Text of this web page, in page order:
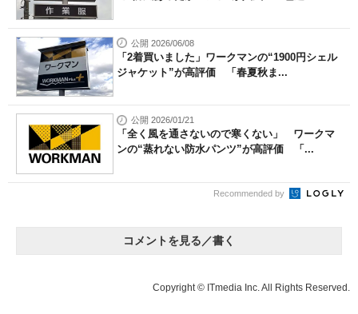
公開 2026/06/08
「2着買いました」ワークマンの“1900円シェル
ジャケット”が高評価 「春夏秋ま...
公開 2026/01/21
「全く風を通さないので寒くない」 ワークマ
ンの“蒸れない防水パンツ”が高評価 「...
Recommended by
コメントを見る／書く
Copyright © ITmedia Inc. All Rights Reserved.